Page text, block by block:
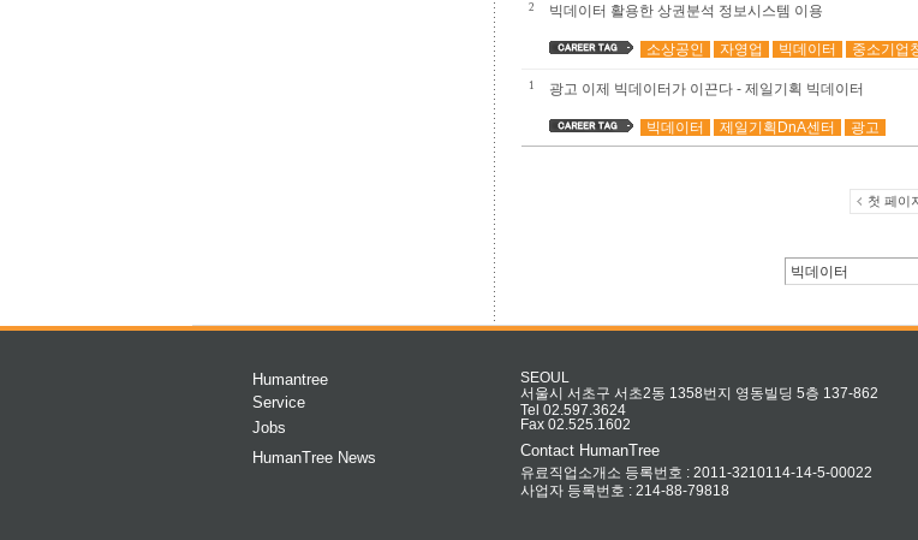
2 빅데이터 활용한 상권분석 정보시스템 이용
소상공인 자영업 빅데이터 중소기업
1 광고 이제 빅데이터가 이끈다 - 제일기획 빅데이터
빅데이터 제일기획DnA센터 광고
첫 페이
Humantree
Service
Jobs
HumanTree News
SEOUL
서울시 서초구 서초2동 1358번지 영동빌딩 5층 137-862
Tel 02.597.3624
Fax 02.525.1602
Contact HumanTree
유료직업소개소 등록번호 : 2011-3210114-14-5-00022
사업자 등록번호 : 214-88-79818